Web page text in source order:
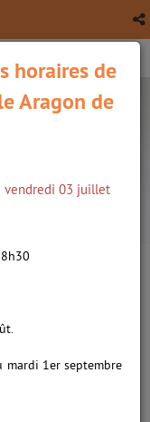
recherche avancée
/
(1970-....).
horaires de
Aragon de
vendredi 03 juillet
mardi 1er septembre